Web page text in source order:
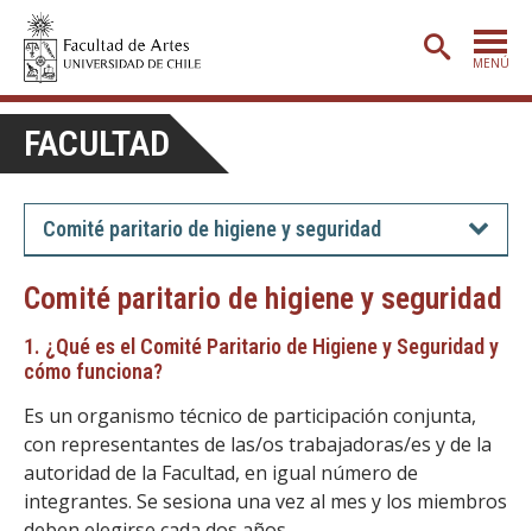
MENÚ
ADMISIÓN
ETAPA BÁSICA
CARRERAS
POSTGRADO
EXTENSIÓN
CREACIÓN E INVESTIGACIÓN
BIBLIOTECA
DEPARTAMENTOS
FACULTAD
Comité paritario de higiene y seguridad
Comité paritario de higiene y seguridad
1. ¿Qué es el Comité Paritario de Higiene y Seguridad y
cómo funciona?
Es un organismo técnico de participación conjunta,
con representantes de las/os trabajadoras/es y de la
autoridad de la Facultad, en igual número de
integrantes. Se sesiona una vez al mes y los miembros